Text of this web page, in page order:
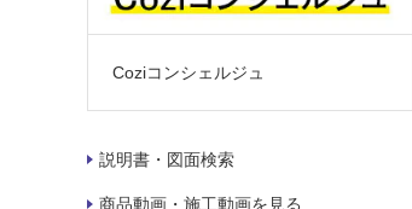
Coziコンシェルジュ
説明書・図面検索
商品動画・施工動画を見る